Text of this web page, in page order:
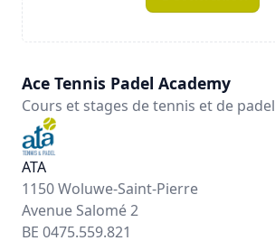
Ace Tennis Padel Academy
Cours et stages de tennis et de padel
ATA
1150 Woluwe-Saint-Pierre
Avenue Salomé 2
BE 0475.559.821